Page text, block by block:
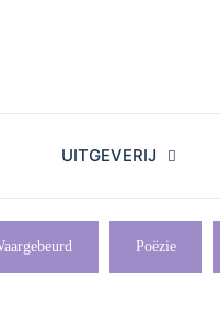
UITGEVERIJ
Poëzie